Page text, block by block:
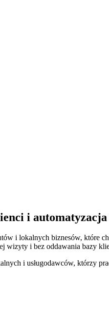
i automatyzacja
i lokalnych biznesów, które
wizyty i bez oddawania bazy
i usługodawców, którzy